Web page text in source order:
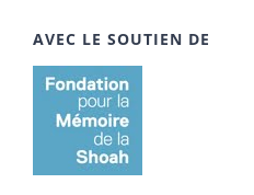
AVEC LE SOUTIEN DE